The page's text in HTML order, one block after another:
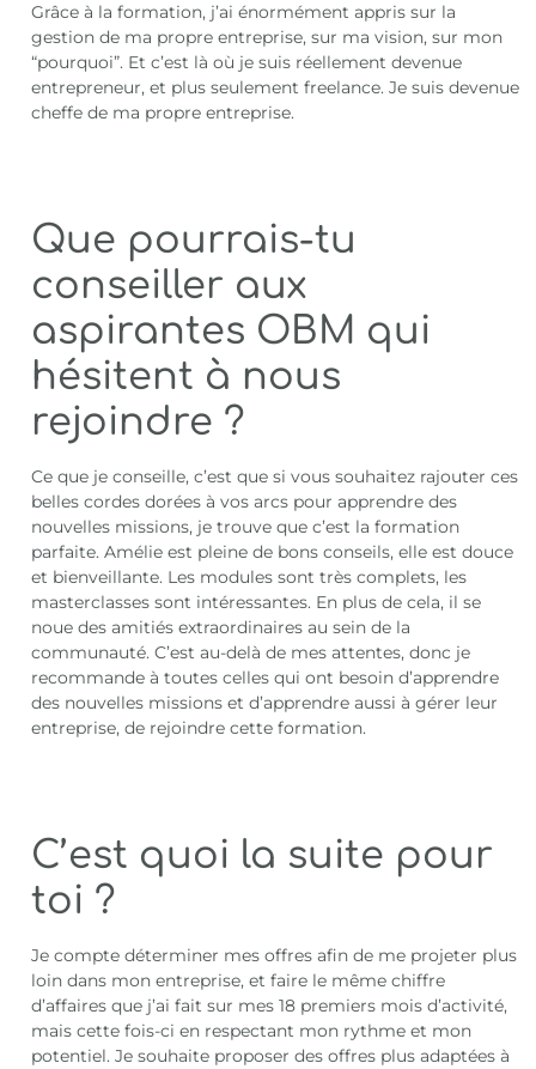
Grâce à la formation, j’ai énormément appris sur la
gestion de ma propre entreprise, sur ma vision, sur mon
“pourquoi”. Et c’est là où je suis réellement devenue
entrepreneur, et plus seulement freelance. Je suis devenue
cheffe de ma propre entreprise.
Que pourrais-tu
conseiller aux
aspirantes OBM qui
hésitent à nous
rejoindre ?
Ce que je conseille, c’est que si vous souhaitez rajouter ces
belles cordes dorées à vos arcs pour apprendre des
nouvelles missions, je trouve que c’est la formation
parfaite. Amélie est pleine de bons conseils, elle est douce
et bienveillante. Les modules sont très complets, les
masterclasses sont intéressantes. En plus de cela, il se
noue des amitiés extraordinaires au sein de la
communauté. C’est au-delà de mes attentes, donc je
recommande à toutes celles qui ont besoin d’apprendre
des nouvelles missions et d’apprendre aussi à gérer leur
entreprise, de rejoindre cette formation.
C’est quoi la suite pour
toi ?
Je compte déterminer mes offres afin de me projeter plus
loin dans mon entreprise, et faire le même chiffre
d’affaires que j’ai fait sur mes 18 premiers mois d’activité,
mais cette fois-ci en respectant mon rythme et mon
potentiel. Je souhaite proposer des offres plus adaptées à